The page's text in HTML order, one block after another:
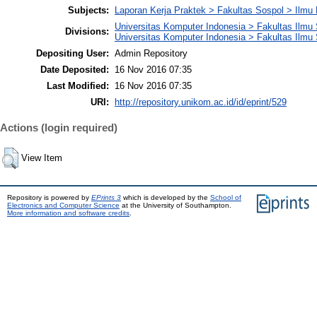
Subjects:
Laporan Kerja Praktek > Fakultas Sospol >
Divisions:
Universitas Komputer Indonesia > Fakultas
Universitas Komputer Indonesia > Fakultas
Depositing User: Admin Repository
Date Deposited:
16 Nov 2016 07:35
Last Modified:
16 Nov 2016 07:35
URI:
http://repository.unikom.ac.id/id/eprint/529
Actions (login required)
View Item
Repository is powered by EPrints 3 which is developed by the School of
Electronics and Computer Science at the University of Southampton.
More information and software credits